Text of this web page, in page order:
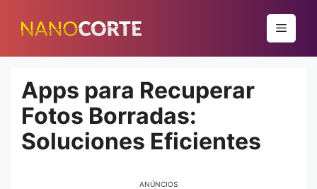
para
conteúdo
Menu
Apps para Recuperar
Fotos Borradas:
Soluciones Eficientes
ANÚNCIOS